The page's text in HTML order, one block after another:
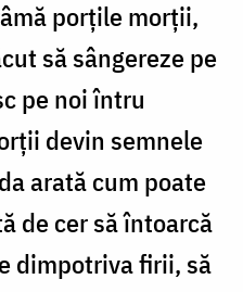
porţile morţii,
să sângereze pe
pe noi întru
devin semnele
arată cum poate
de cer să întoarcă
dimpotriva firii, să